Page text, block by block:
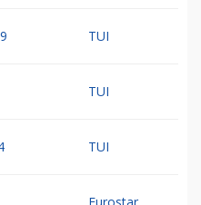
TUI
TUI
TUI